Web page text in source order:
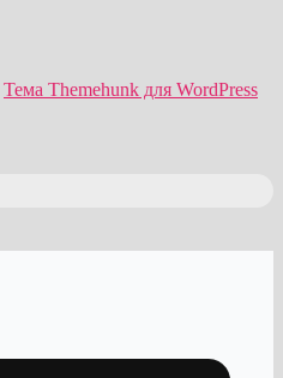
Тема Themehunk для WordPress